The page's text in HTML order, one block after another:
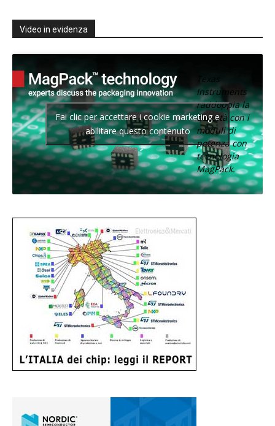
Video in evidenza
Texas
Instruments
raddoppia la
densità con i
moduli di
potenza con
tecnologia
MagPack.
Fai clic per accettare i cookie marketing e
abilitare questo contenuto